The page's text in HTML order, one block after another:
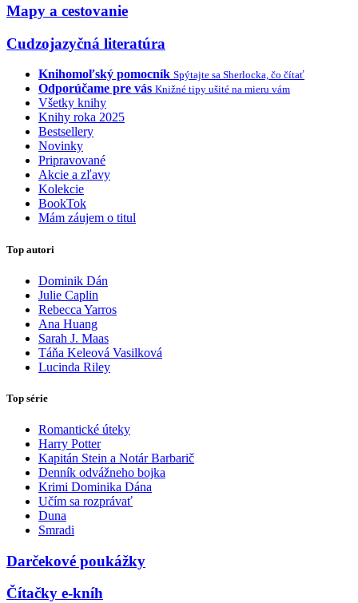
Mapy a cestovanie
Cudzojazyčná literatúra
Knihomoľský pomocník Spýtajte sa Sherlocka, čo čítať
Odporúčame pre vás Knižné tipy ušité na mieru vám
Všetky knihy
Knihy roka 2025
Bestsellery
Novinky
Pripravované
Akcie a zľavy
Kolekcie
BookTok
Mám záujem o titul
Top autori
Dominik Dán
Julie Caplin
Rebecca Yarros
Ana Huang
Sarah J. Maas
Táňa Keleová Vasilková
Lucinda Riley
Top série
Romantické úteky
Harry Potter
Kapitán Stein a Notár Barbarič
Denník odvážneho bojka
Krimi Dominika Dána
Učím sa rozprávať
Duna
Smradi
Darčekové poukážky
Čítačky e-kníh